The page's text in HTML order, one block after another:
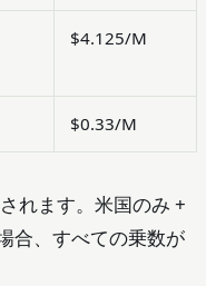
$4.125/M
$0.33/M
れます。米国のみ +
合、すべての乗数が